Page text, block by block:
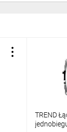
TREND